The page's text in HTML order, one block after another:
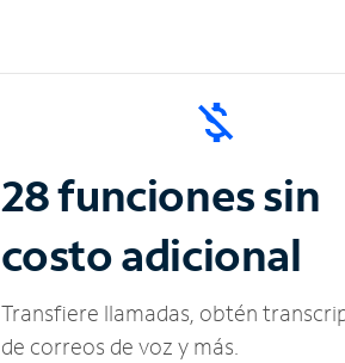
28 funciones sin
costo adicional
Transfiere llamadas, obtén
de correos de voz y más.